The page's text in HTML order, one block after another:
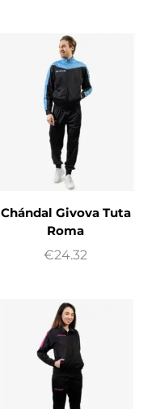
Chándal Givova Tuta
Roma
€24.32